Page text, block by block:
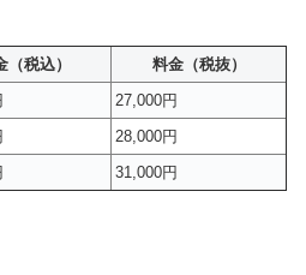
（税込）
料金（税抜）
27,000円
28,000円
31,000円